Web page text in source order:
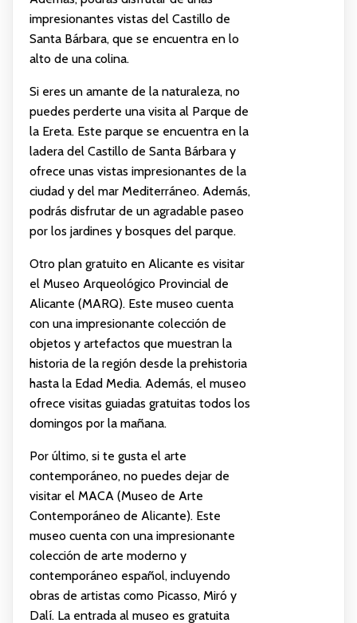
impresionantes vistas del Castillo de
Santa Bárbara, que se encuentra en lo
alto de una colina.
Si eres un amante de la naturaleza, no
puedes perderte una visita al Parque de
la Ereta. Este parque se encuentra en la
ladera del Castillo de Santa Bárbara y
ofrece unas vistas impresionantes de la
ciudad y del mar Mediterráneo. Además,
podrás disfrutar de un agradable paseo
por los jardines y bosques del parque.
Otro plan gratuito en Alicante es visitar
el Museo Arqueológico Provincial de
Alicante (MARQ). Este museo cuenta
con una impresionante colección de
objetos y artefactos que muestran la
historia de la región desde la prehistoria
hasta la Edad Media. Además, el museo
ofrece visitas guiadas gratuitas todos los
domingos por la mañana.
Por último, si te gusta el arte
contemporáneo, no puedes dejar de
visitar el MACA (Museo de Arte
Contemporáneo de Alicante). Este
museo cuenta con una impresionante
colección de arte moderno y
contemporáneo español, incluyendo
obras de artistas como Picasso, Miró y
Dalí. La entrada al museo es gratuita